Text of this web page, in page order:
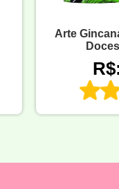
Arte